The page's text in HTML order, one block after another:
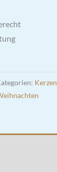
Kerzen